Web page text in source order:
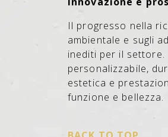
Il progresso nella
ambientale e sugli
inediti per il settore.
personalizzabile,
estetica e
funzione e bellezza.